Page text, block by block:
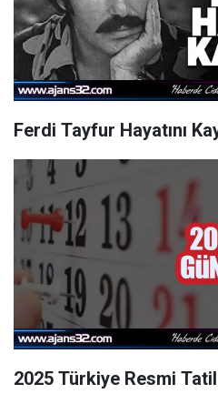
Ferdi Tayfur Hayatını
2025 Türkiye Resmi